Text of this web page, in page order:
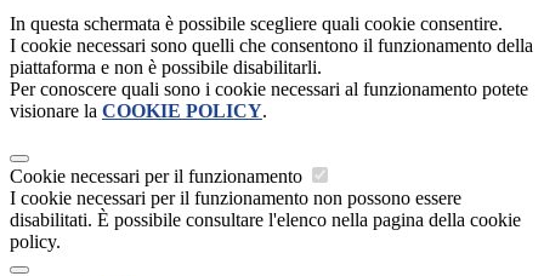
In questa schermata è possibile scegliere quali cookie consentire.
I cookie necessari sono quelli che consentono il funzionamento della
piattaforma e non è possibile disabilitarli.
Per conoscere quali sono i cookie necessari al funzionamento potete
visionare la COOKIE POLICY.
Cookie necessari per il funzionamento
I cookie necessari per il funzionamento non possono essere
disabilitati. È possibile consultare l'elenco nella pagina della cookie
policy.